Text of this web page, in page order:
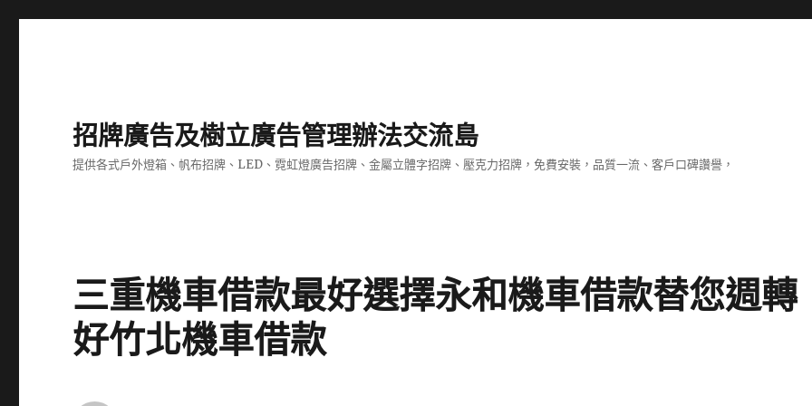
招牌廣告及樹立廣告管理辦法交流島
提供各式戶外燈箱、帆布招牌、LED、霓虹燈廣告招牌、金屬立體字招牌、壓克力招牌，免費安裝，品質一流、客戶口碑讚譽，
三重機車借款最好選擇永和機車借款替您週轉
好竹北機車借款